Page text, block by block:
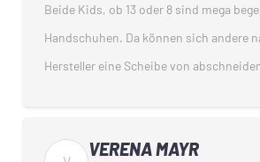
Beide Kids, ob 13 oder 8 sind mega
Handschuhen. Da können sich andere
Hersteller eine Scheibe von
VERENA MAYR